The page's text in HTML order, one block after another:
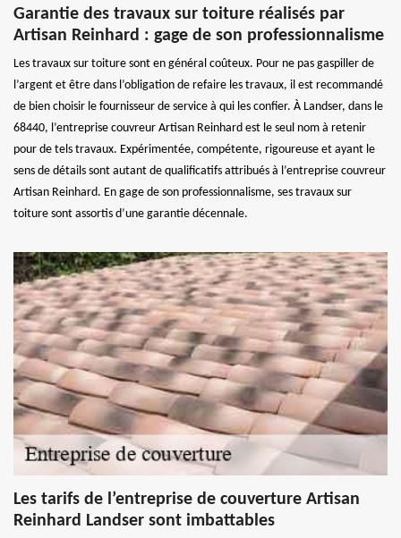
Garantie des travaux sur toiture réalisés par
Artisan Reinhard : gage de son professionnalisme
Les travaux sur toiture sont en général coûteux. Pour ne pas gaspiller de
l’argent et être dans l’obligation de refaire les travaux, il est recommandé
de bien choisir le fournisseur de service à qui les confier. À Landser, dans le
68440, l’entreprise couvreur Artisan Reinhard est le seul nom à retenir
pour de tels travaux. Expérimentée, compétente, rigoureuse et ayant le
sens de détails sont autant de qualificatifs attribués à l’entreprise couvreur
Artisan Reinhard. En gage de son professionnalisme, ses travaux sur
toiture sont assortis d’une garantie décennale.
Les tarifs de l’entreprise de couverture Artisan
Reinhard Landser sont imbattables